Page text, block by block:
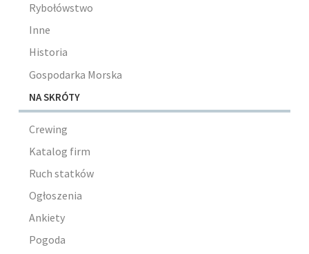
Rybołówstwo
Inne
Historia
Gospodarka Morska
NA SKRÓTY
Crewing
Katalog firm
Ruch statków
Ogłoszenia
Ankiety
Pogoda